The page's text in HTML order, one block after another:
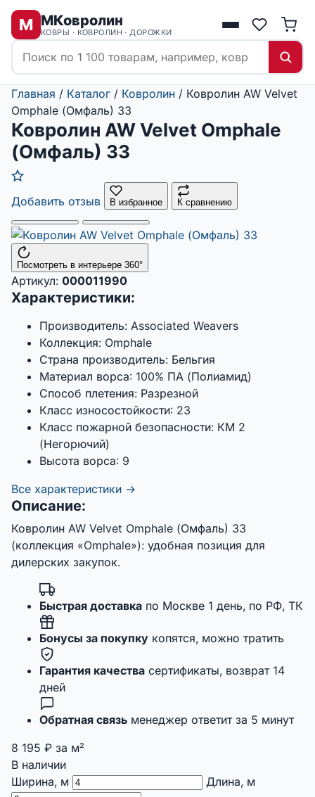
М МКовролин
КОВРЫ · КОВРОЛИН · ДОРОЖКИ
Главная / Каталог / Ковролин / Ковролин AW Velvet
Omphale (Омфаль) 33
Ковролин AW Velvet Omphale
(Омфаль) 33
Добавить отзыв В избранное К сравнению
Посмотреть в интерьере 360°
Артикул: 000011990
Характеристики:
Производитель: Associated Weavers
Коллекция: Omphale
Страна производитель: Бельгия
Материал ворса: 100% ПА (Полиамид)
Способ плетения: Разрезной
Класс износостойкости: 23
Класс пожарной безопасности: КМ 2
(Негорючий)
Высота ворса: 9
Все характеристики →
Описание:
Ковролин AW Velvet Omphale (Омфаль) 33
(коллекция «Omphale»): удобная позиция для
дилерских закупок.
Быстрая доставка по Москве 1 день, по РФ, ТК
Бонусы за покупку копятся, можно тратить
Гарантия качества сертификаты, возврат 14
дней
Обратная связь менеджер ответит за 5 минут
8 195 ₽ за м²
В наличии
Ширина, м
Длина, м